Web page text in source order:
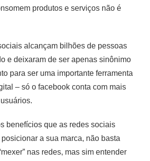
produtos e serviços não é
alcançam bilhões de pessoas
e deixaram de ser apenas sinônimo
para ser uma importante ferramenta
– só o facebook conta com mais
benefícios que as redes sociais
a sua marca, não basta
nas redes, mas sim entender